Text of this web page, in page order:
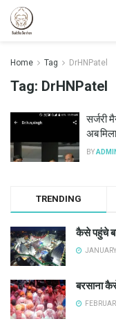
Home Tag DrHNPatel
Tag: DrHNPatel
सर्जरी
अब
BY
TRENDING
कैसे पहुंचे
बरसाना